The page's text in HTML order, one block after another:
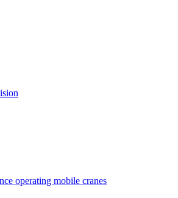
operating mobile cranes